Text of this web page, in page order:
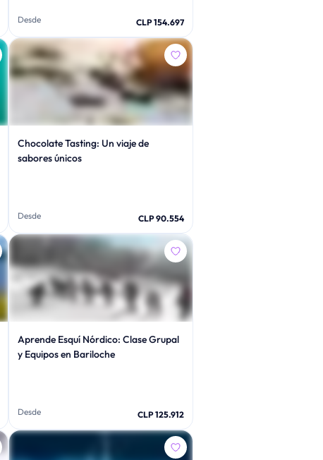
Desde CLP 154.697
Chocolate Tasting: Un viaje de
sabores únicos
Desde CLP 90.554
Aprende Esquí Nórdico: Clase Grupal
y Equipos en Bariloche
Desde CLP 125.912